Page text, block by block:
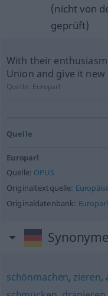
(nicht von
geprüft)
With their
Union and give it
Quelle: Europarl
Quelle
Europarl
Quelle: OPUS
Originaltextquelle:
Originaldatenbank:
schönmachen, zieren,